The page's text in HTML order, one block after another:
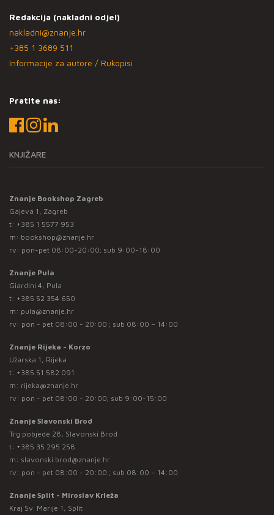
Redakcija (nakladni odjel)
nakladni@znanje.hr
+385 1 3689 511
Informacije za autore / Rukopisi
Pratite nas:
KNJIŽARE
Znanje Bookshop Zagreb
Gajeva 1, Zagreb
t: +385 1 5577 953
m: bookshop@znanje.hr
rv: pon-pet 08:00-20:00; sub 9:00-18:00
Znanje Pula
Giardini 4, Pula
t: +385 52 354 650
m: pula@znanje.hr
rv: pon - pet 08:00 - 20:00 ; sub 08:00 – 14:00
Znanje Rijeka - Korzo
Užarska 1, Rijeka
t: +385 51 582 091
m: rijeka@znanje.hr
rv: pon - pet 08:00 - 20:00; sub 9:00-15:00
Znanje Slavonski Brod
Trg pobjede 28, Slavonski Brod
t: +385 35 295 258
m: slavonski.brod@znanje.hr
rv: pon - pet 08:00 - 20:00 ; sub 08:00 – 14:00
Znanje Split - Miroslav Krleža
Kraj Sv. Marije 1, Split